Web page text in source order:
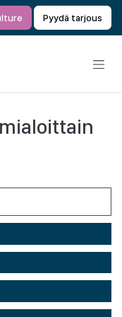
Pyydä tarjous